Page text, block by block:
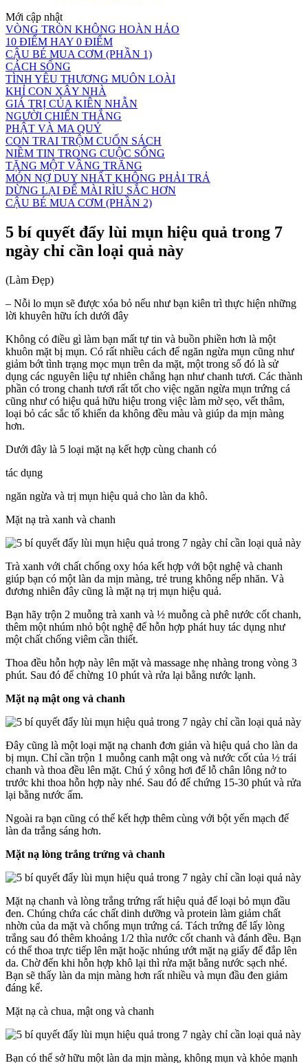
Mới cập nhật
VÒNG TRÒN KHÔNG HOÀN HẢO
10 ĐIỂM HAY 0 ĐIỂM
CẬU BÉ MUA CƠM (PHẦN 1)
CÁCH SỐNG
TÌNH YÊU THƯƠNG MUÔN LOÀI
KHỈ CON XÂY NHÀ
GIÁ TRỊ CỦA KIÊN NHẪN
NGƯỜI CHIẾN THẮNG
PHẬT VÀ MA QUỶ
CON TRAI TRỘM CUỐN SÁCH
NIỀM TIN TRONG CUỘC SỐNG
TẶNG MỘT VẦNG TRĂNG
MÓN NỢ DUY NHẤT KHÔNG PHẢI TRẢ
DỪNG LẠI ĐỂ MÀI RÌU SẮC HƠN
CẬU BÉ MUA CƠM (PHẦN 2)
5 bí quyết đẩy lùi mụn hiệu quả trong 7
ngày chỉ cần loại quả này
(Làm Đẹp)
– Nỗi lo mụn sẽ được xóa bỏ nếu như bạn kiên trì thực hiện những
lời khuyên hữu ích dưới đây
Không có điều gì làm bạn mất tự tin và buồn phiền hơn là một
khuôn mặt bị mụn. Có rất nhiều cách để ngăn ngừa mụn cũng như
giảm bớt tình trạng mọc mụn trên da mặt, một trong số đó là sử
dụng các nguyên liệu tự nhiên chẳng hạn như chanh tươi. Các thành
phần có trong chanh tươi rất tốt cho việc ngăn ngừa mụn trứng cá
cũng như có hiệu quả hữu hiệu trong việc làm mờ sẹo, vết thâm,
loại bỏ các sắc tố khiến da không đều màu và giúp da mịn màng
hơn.
Dưới đây là 5 loại mặt nạ kết hợp cùng chanh có
tác dụng
ngăn ngừa và trị mụn hiệu quả cho làn da khô.
Mặt nạ trà xanh và chanh
Trà xanh với chất chống oxy hóa kết hợp với bột nghệ và chanh
giúp bạn có một làn da mịn màng, trẻ trung không nếp nhăn. Và
đương nhiên đây cũng là mặt nạ trị mụn hiệu quả.
Bạn hãy trộn 2 muỗng trà xanh và ½ muỗng cà phê nước cốt chanh,
thêm một nhúm nhỏ bột nghệ để hỗn hợp phát huy tác dụng như
một chất chống viêm cần thiết.
Thoa đều hỗn hợp này lên mặt và massage nhẹ nhàng trong vòng 3
phút. Sau đó để chừng 10 phút và rửa lại bằng nước lạnh.
Mặt nạ mật ong và chanh
Đây cũng là một loại mặt nạ chanh đơn giản và hiệu quả cho làn da
bị mụn. Chỉ cần trộn 1 muỗng canh mật ong và nước cốt của ½ trái
chanh và thoa đều lên mặt. Chú ý xông hơi để lỗ chân lông nở to
trước khi thoa hỗn hợp này nhé. Sau đó để chứng 15-30 phút và rửa
lại bằng nước ấm.
Ngoài ra bạn cũng có thể kết hợp thêm cùng với bột yến mạch để
làn da trắng sáng hơn.
Mặt nạ lòng trắng trứng và chanh
Mặt nạ chanh và lòng trắng trứng rất hiệu quả để loại bỏ mụn đầu
đen. Chúng chứa các chất dinh dưỡng và protein làm giảm chất
nhờn của da mặt và chống mụn trứng cá. Tách trứng để lấy lòng
trắng sau đó thêm khoảng 1/2 thìa nước cốt chanh và đánh đều. Bạn
có thể thoa trực tiếp lên mặt hoặc nhúng ướt mặt nạ giấy để đắp lên
da. Chờ đến khi hỗn hợp khô lại thì rửa mặt bằng nước sạch nhé.
Bạn sẽ thấy làn da mịn màng hơn rất nhiều và mụn đầu đen giảm
đáng kể.
Mặt nạ cà chua, mật ong và chanh
Bạn có thể sở hữu một làn da mịn màng, không mụn và khỏe mạnh